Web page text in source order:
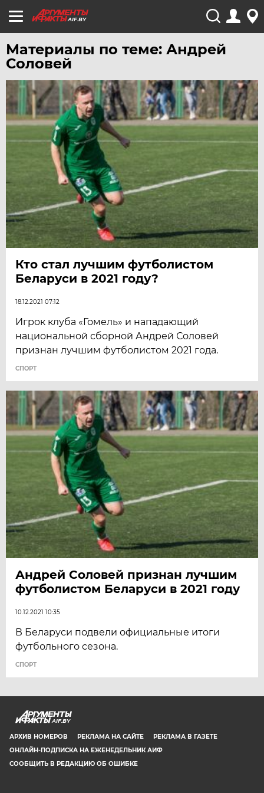
AIF.BY
Материалы по теме: Андрей
Соловей
Кто стал лучшим футболистом
Беларуси в 2021 году?
18.12.2021 07:12
Игрок клуба «Гомель» и нападающий
национальной сборной Андрей Соловей
признан лучшим футболистом 2021 года.
СПОРТ
Андрей Соловей признан лучшим
футболистом Беларуси в 2021 году
10.12.2021 10:35
В Беларуси подвели официальные итоги
футбольного сезона.
СПОРТ
AIF.BY
АРХИВ НОМЕРОВ РЕКЛАМА НА САЙТЕ
РЕКЛАМА В ГАЗЕТЕ
ОНЛАЙН-ПОДПИСКА НА ЕЖЕНЕДЕЛЬНИК АИФ
СООБЩИТЬ В РЕДАКЦИЮ ОБ ОШИБКЕ